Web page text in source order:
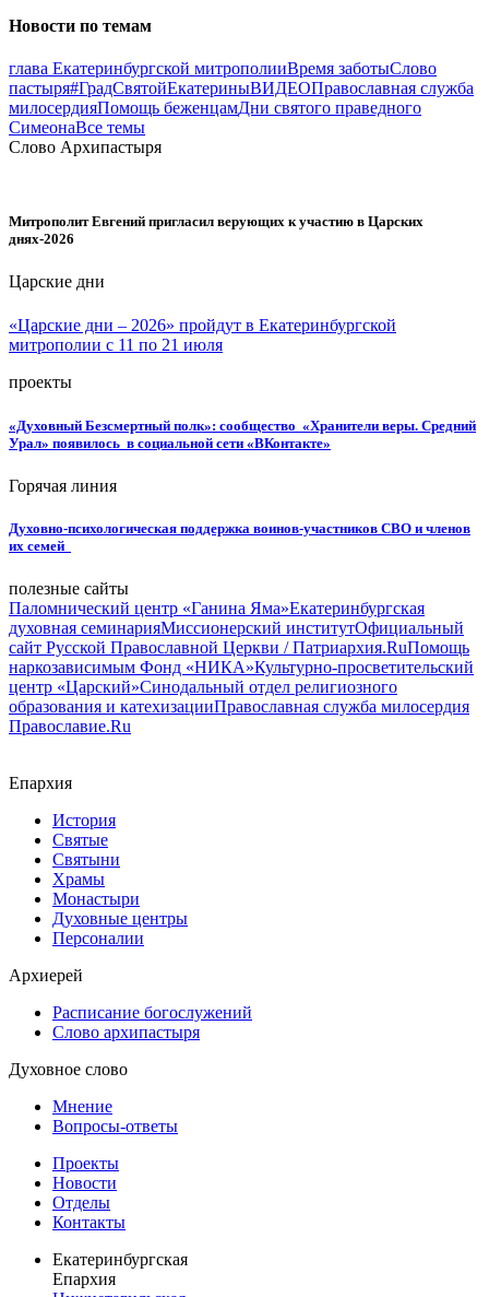
Новости по темам
глава Екатеринбургской митрополииВремя заботыСлово
пастыря#ГрадСвятойЕкатериныВИДЕОПравославная служба
милосердияПомощь беженцамДни святого праведного
СимеонаВсе темы
Слово Архипастыря
Митрополит Евгений пригласил верующих к участию в Царских
днях-2026
Царские дни
«Царские дни – 2026» пройдут в Екатеринбургской
митрополии с 11 по 21 июля
проекты
«Духовный Безсмертный полк»: сообщество «Хранители веры. Средний
Урал» появилось в социальной сети «ВКонтакте»
Горячая линия
Духовно-психологическая поддержка воинов-участников СВО и членов
их семей
полезные сайты
Паломнический центр «Ганина Яма»Екатеринбургская
духовная семинарияМиссионерский институтОфициальный
сайт Русской Православной Церкви / Патриархия.RuПомощь
наркозависимым Фонд «НИКА»Культурно-просветительский
центр «Царский»Синодальный отдел религиозного
образования и катехизацииПравославная служба милосердия
Православие.Ru
Епархия
История
Святые
Святыни
Храмы
Монастыри
Духовные центры
Персоналии
Архиерей
Расписание богослужений
Слово архипастыря
Духовное слово
Мнение
Вопросы-ответы
Проекты
Новости
Отделы
Контакты
Екатеринбургская
Епархия